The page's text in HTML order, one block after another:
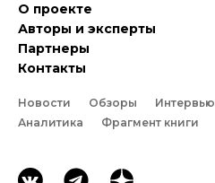
О проекте
Авторы и эксперты
Партнеры
Контакты
Новости Обзоры Интервью
Аналитика
Фрагмент книги